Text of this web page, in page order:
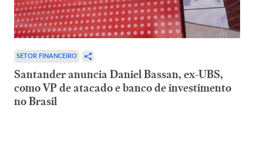
SETOR FINANCEIRO
Santander anuncia Daniel Bassan, ex-UBS,
como VP de atacado e banco de investimento
no Brasil